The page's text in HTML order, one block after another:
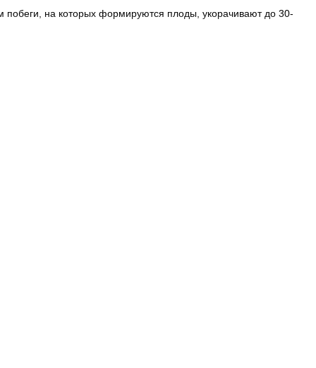
побеги, на которых формируются плоды, укорачивают до 30-
Новой почты и Укрпочты в любые города страны: Канев,
на саженцы составляет от 59 грн.
растения дают возможность попробовать новые сорта,
и декор.
и высадить новые деревья, можно этого даже не
всего.